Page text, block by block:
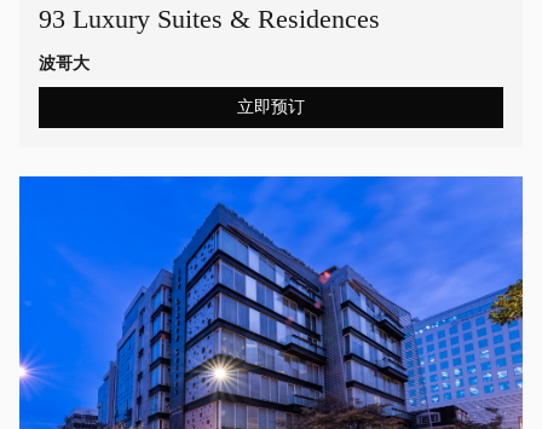
93 Luxury Suites & Residences
波哥大
立即预订